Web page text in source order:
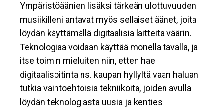
Ympäristöäänien lisäksi tärkeän ulottuvuuden
musiikilleni antavat myös sellaiset äänet, joita
löydän käyttämällä digitaalisia laitteita väärin.
Teknologiaa voidaan käyttää monella tavalla, ja
itse toimin mieluiten niin, etten hae
digitaalisoitinta ns. kaupan hyllyltä vaan haluan
tutkia vaihtoehtoisia tekniikoita, joiden avulla
löydän teknologiasta uusia ja kenties